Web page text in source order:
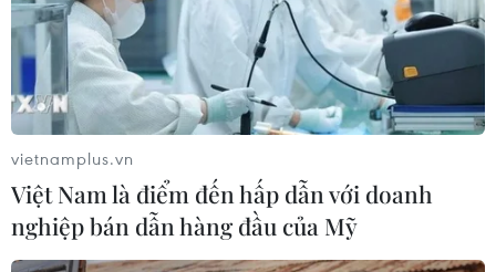
vietnamplus.vn
Việt Nam là điểm đến hấp dẫn với doanh
nghiệp bán dẫn hàng đầu của Mỹ